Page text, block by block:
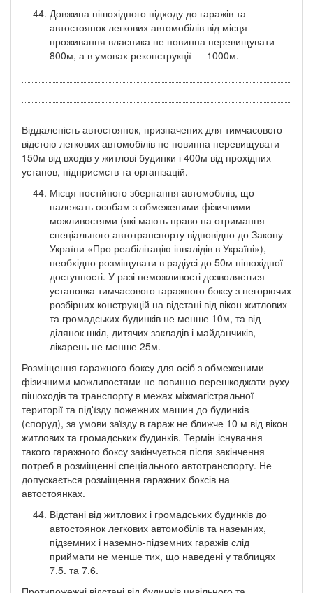
Довжина пішохідного підходу до гаражів та
автостоянок легкових автомобілів від місця
проживання власника не повинна перевищувати
800м, а в умовах реконструкції — 1000м.
Віддаленість автостоянок, призначених для тимчасового
відстою легкових автомобілів не повинна перевищувати
150м від входів у житлові будинки і 400м від прохідних
установ, підприємств та організацій.
Місця постійного зберігання автомобілів, що
належать особам з обмеженими фізичними
можливостями (які мають право на отримання
спеціального автотранспорту відповідно до Закону
України «Про реабілітацію інвалідів в Україні»),
необхідно розміщувати в радіусі до 50м пішохідної
доступності. У разі неможливості дозволяється
установка тимчасового гаражного боксу з негорючих
розбірних конструкцій на відстані від вікон житлових
та громадських будинків не менше 10м, та від
ділянок шкіл, дитячих закладів і майданчиків,
лікарень не менше 25м.
Розміщення гаражного боксу для осіб з обмеженими
фізичними можливостями не повинно перешкоджати руху
пішоходів та транспорту в межах міжмагістральної
території та під'їзду пожежних машин до будинків
(споруд), за умови заїзду в гараж не ближче 10 м від вікон
житлових та громадських будинків. Термін існування
такого гаражного боксу закінчується після закінчення
потреб в розміщенні спеціального автотранспорту. Не
допускається розміщення гаражних боксів на
автостоянках.
Відстані від житлових і громадських будинків до
автостоянок легкових автомобілів та наземних,
підземних і наземно-підземних гаражів слід
приймати не менше тих, що наведені у таблицях
7.5. та 7.6.